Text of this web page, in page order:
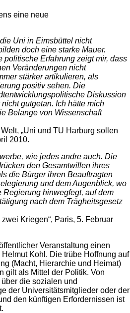
eine neue
Uni in Eimsbüttel nicht
doch eine starke Mauer.
politische Erfahrung zeigt mir, dass
Veränderungen nicht
stärker artikulieren, als
positiv sehen. Die
Diskussion
gutgetan. Ich hätte mich
Belange von Wissenschaft
„Uni und TU Harburg sollen
2010.
wie jedes andre auch. Die
den Gesamtwillen ihres
die Bürger ihren Beauftragten
und dem Augenblick, wo
Regierung hinwegfegt, auf dem
nach dem Trägheitsgesetz
Kriegen“, Paris, 5. Februar
Veranstaltung einen
Kohl. Die trübe Hoffnung auf
(Macht, Hierarchie und Heimat)
gilt als Mittel der Politik. Von
die sozialen und
der Universitätsmitglieder oder der
den künftigen Erfordernissen ist